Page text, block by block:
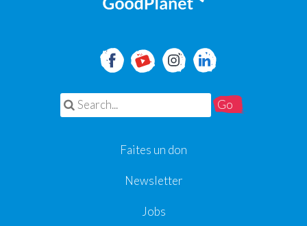
Search for:
Faites un don
Newsletter
Jobs